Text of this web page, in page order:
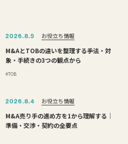
2026.8.5 お役立ち情報
M&AとTOBの違いを整理する――手法・対
象・手続きの3つの観点から
TOB
2026.8.4 お役立ち情報
M&A売り手の進め方を1から理解する｜
準備・交渉・契約の全要点